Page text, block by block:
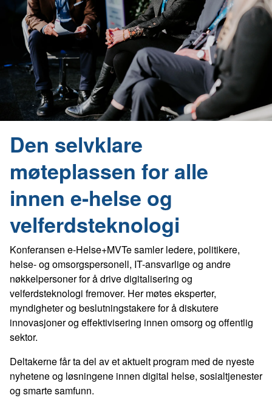
Den selvklare
møteplassen for alle
innen e-helse og
velferdsteknologi
Konferansen e-Helse+MVTe samler ledere, politikere,
helse- og omsorgspersonell, IT-ansvarlige og andre
nøkkelpersoner for å drive digitalisering og
velferdsteknologi fremover. Her møtes eksperter,
myndigheter og beslutningstakere for å diskutere
innovasjoner og effektivisering innen omsorg og offentlig
sektor.
Deltakerne får ta del av et aktuelt program med de nyeste
nyhetene og løsningene innen digital helse, sosialtjenester
og smarte samfunn.